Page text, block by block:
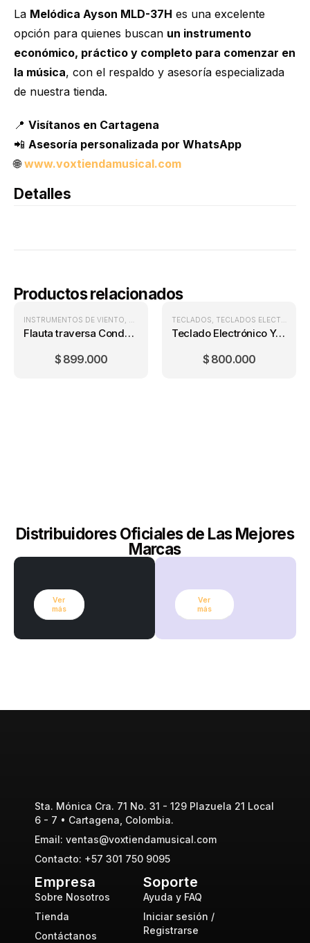
La Melódica Ayson MLD-37H es una excelente
opción para quienes buscan un instrumento
económico, práctico y completo para comenzar en
la música, con el respaldo y asesoría especializada
de nuestra tienda.
📍 Visítanos en Cartagena
📲 Asesoría personalizada por WhatsApp
🌐www.voxtiendamusical.com
Detalles
Productos relacionados
INSTRUMENTOS DE VIENTO
Flauta traversa Conductor M1115N
$899.000
TECLADOS TECLADOS ELECTRÓNICOS
Teclado Electrónico Yamaha PSR-E283 + PA3C
$800.000
Distribuidores Oficiales de Las Mejores
Marcas
Ver
más
Ver
más
Sta. Mónica Cra. 71 No. 31 - 129 Plazuela 21 Local
6 - 7 • Cartagena, Colombia.
Email: ventas@voxtiendamusical.com
Contacto: +57 301 750 9095
Empresa
Sobre Nosotros
Tienda
Contáctanos
Soporte
Ayuda y FAQ
Iniciar sesión /
Registrarse